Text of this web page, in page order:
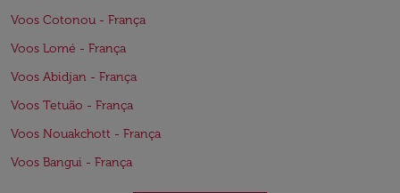
Voos Cotonou - França
Voos Lomé - França
Voos Abidjan - França
Voos Tetuão - França
Voos Nouakchott - França
Voos Bangui - França